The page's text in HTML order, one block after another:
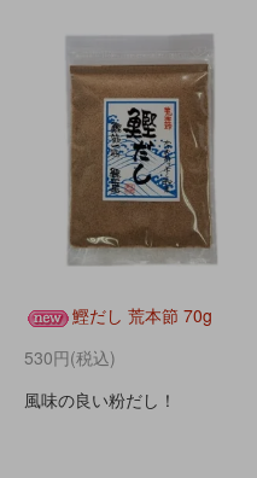
鰹だし 荒本節 70g
530円(税込)
風味の良い粉だし！